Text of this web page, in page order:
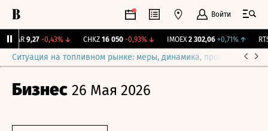
Войти
9,27 -0,43%↓ CHKZ 16 050 -0,93%↓ IMOEX 2 302,06 +0,71% ↑ RTSI
Ситуация на топливном рынке: меры, динамика, прогнозы
Бизнес 26 Мая 2026